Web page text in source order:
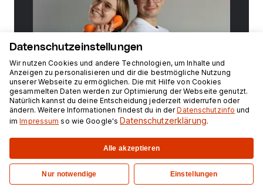
Jetzt bewerben auf für das
Data Engineering Bootcamp
Datenschutzeinstellungen
Wir nutzen Cookies und andere Technologien, um Inhalte und
Anzeigen zu personalisieren und dir die bestmögliche Nutzung
unserer Webseite zu ermöglichen. Die mit Hilfe von Cookies
gesammelten Daten werden zur Optimierung der Webseite genutzt.
Natürlich kannst du deine Entscheidung jederzeit widerrufen oder
ändern. Weitere Informationen findest du in derDatenschutzinfo und
imImpressum so wie Google's Datenschutzerklärung.
Alle akzeptieren
Nur notwendige Einstellungen